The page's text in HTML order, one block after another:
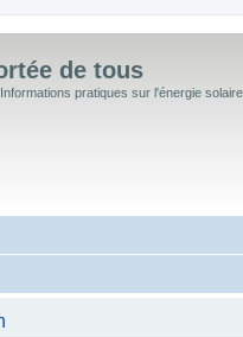
de tous
pratiques sur l'énergie